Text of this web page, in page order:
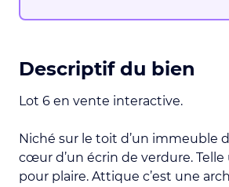
Descriptif du bien
Lot 6 en vente interactive.
Niché sur le toit d’un immeuble
cœur d’un écrin de verdure.
pour plaire. Attique c’est une